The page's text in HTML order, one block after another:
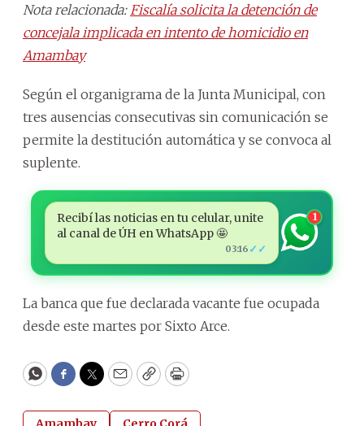
Nota relacionada: Fiscalía solicita la detención de
concejala implicada en intento de homicidio en
Amambay
Según el organigrama de la Junta Municipal, con
tres ausencias consecutivas sin comunicación se
permite la destitución automática y se convoca al
suplente.
Recibí las noticias en tu celular, unite
al canal de ÚH en WhatsApp 🤩
03:16 ✓✓
1
La banca que fue declarada vacante fue ocupada
desde este martes por Sixto Arce.
WhatsApp
Facebook
Twitter
EmailCopyPrint